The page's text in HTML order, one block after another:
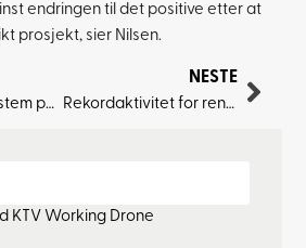
endringen til det positive etter at
prosjekt, sier Nilsen.
Utvikler ERP-system på Sri Lanka
NESTE
Rekordaktivitet for rengjøring av mud-skipper